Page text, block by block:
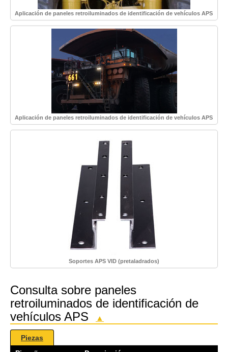
Aplicación de paneles retroiluminados de identificación de vehículos APS
Aplicación de paneles retroiluminados de identificación de vehículos APS
Soportes APS VID (pretaladrados)
Consulta sobre paneles
retroiluminados de identificación de
vehículos APS
▲
Piezas